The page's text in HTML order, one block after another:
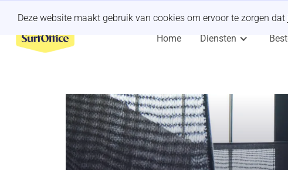
Deze website maakt gebruik van cookies om ervoor te zorgen
Home Diensten